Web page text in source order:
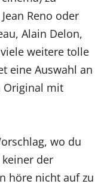
Reno oder
Alain Delon,
weitere tolle
eine Auswahl an
Original mit
wo du
der
höre nicht auf zu